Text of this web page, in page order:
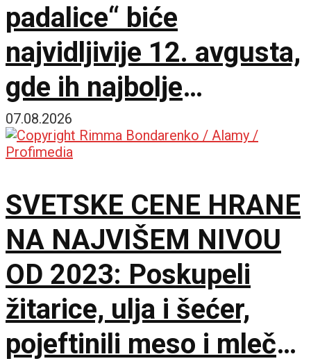
padalice“ biće
najvidljivije 12. avgusta,
gde ih najbolje
posmatrati
07.08.2026
SVETSKE CENE HRANE
NA NAJVIŠEM NIVOU
OD 2023: Poskupeli
žitarice, ulja i šećer,
pojeftinili meso i mlečni